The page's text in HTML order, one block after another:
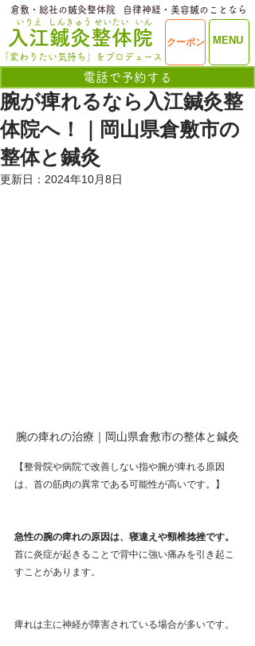
ME
​入江鍼灸整体院
いりえ
MENU
クーポン
電話で予約する
せいたい
しんきゅう いん
「変わりたい気持ち」をプロデュース
​倉敷・総社の鍼灸整体院 ​自律神経・美容鍼のことなら
腕が痺れるなら入江鍼灸整
体院へ！｜岡山県倉敷市の
整体と鍼灸
更新日： 2024年10月8日
腕の痺れの治療｜岡山県倉敷市の整体と鍼灸
【整骨院や病院で改善しない指や腕が痺れる原因
は、首の筋肉の異常である可能性が高いです。】
急性の腕の痺れの原因は、寝違えや頸椎捻挫です。
首に炎症が起きることで背中に強い痛みを引き起こ
すことがあります。
痺れは主に神経が障害されている場合が多いです。